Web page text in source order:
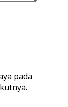
pada